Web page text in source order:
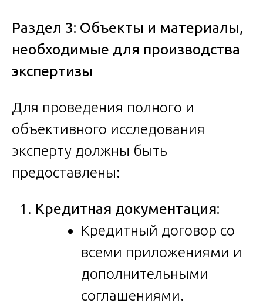
Раздел 3: Объекты и материалы,
необходимые для производства
экспертизы
Для проведения полного и
объективного исследования
эксперту должны быть
предоставлены:
Кредитная документация:
Кредитный договор со
всеми приложениями и
дополнительными
соглашениями.